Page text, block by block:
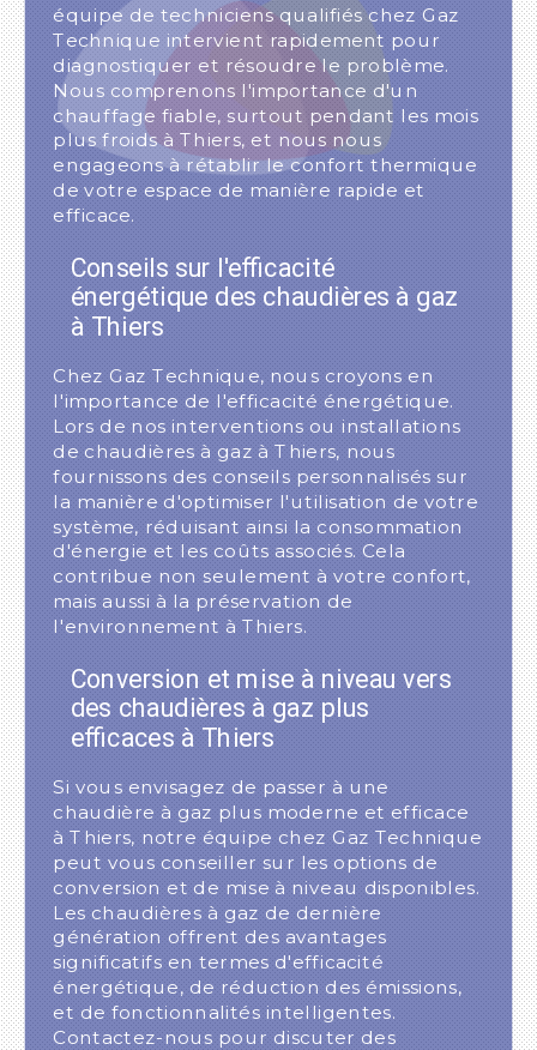
équipe de techniciens qualifiés chez Gaz
Technique intervient rapidement pour
diagnostiquer et résoudre le problème.
Nous comprenons l'importance d'un
chauffage fiable, surtout pendant les mois
plus froids à Thiers, et nous nous
engageons à rétablir le confort thermique
de votre espace de manière rapide et
efficace.
Conseils sur l'efficacité
énergétique des chaudières à gaz
à Thiers
Chez Gaz Technique, nous croyons en
l'importance de l'efficacité énergétique.
Lors de nos interventions ou installations
de chaudières à gaz à Thiers, nous
fournissons des conseils personnalisés sur
la manière d'optimiser l'utilisation de votre
système, réduisant ainsi la consommation
d'énergie et les coûts associés. Cela
contribue non seulement à votre confort,
mais aussi à la préservation de
l'environnement à Thiers.
Conversion et mise à niveau vers
des chaudières à gaz plus
efficaces à Thiers
Si vous envisagez de passer à une
chaudière à gaz plus moderne et efficace
à Thiers, notre équipe chez Gaz Technique
peut vous conseiller sur les options de
conversion et de mise à niveau disponibles.
Les chaudières à gaz de dernière
génération offrent des avantages
significatifs en termes d'efficacité
énergétique, de réduction des émissions,
et de fonctionnalités intelligentes.
Contactez-nous pour discuter des